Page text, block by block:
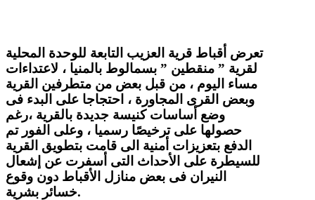
تعرض أقباط قرية العزيب التابعة للوحدة المحلية
لقرية ” منقطين ” بسمالوط بالمنيا ، لاعتداءات
مساء اليوم ، من قبل بعض من متطرفين القرية
وبعض القرى المجاورة ، احتجاجا على البدء فى
وضع أساسات كنيسة جديدة بالقرية ،رغم
حصولها على ترخيصًا رسميا ، وعلى الفور تم
الدفع بتعزيزات أمنية الى قامت بتطويق القرية
للسيطرة على الأحداث التى أسفرت عن إشعال
النيران فى بعض منازل الأقباط دون وقوع
خسائر بشرية.